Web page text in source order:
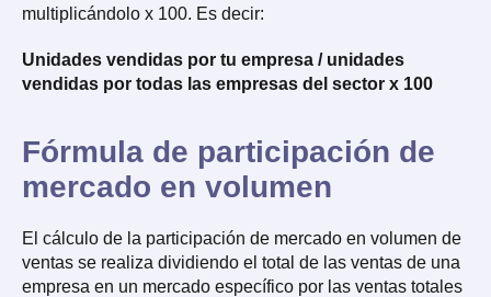
multiplicándolo x 100. Es decir:
Unidades vendidas por tu empresa / unidades
vendidas por todas las empresas del sector x 100
Fórmula de participación de
mercado en volumen
El cálculo de la participación de mercado en volumen de
ventas se realiza dividiendo el total de las ventas de una
empresa en un mercado específico por las ventas totales